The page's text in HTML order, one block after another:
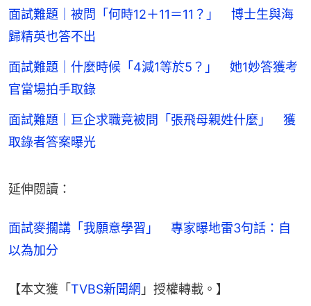
面試難題｜被問「何時12＋11＝11？」 博士生與海
歸精英也答不出
面試難題｜什麼時候「4減1等於5？」 她1妙答獲考
官當場拍手取錄
面試難題｜巨企求職竟被問「張飛母親姓什麼」 獲
取錄者答案曝光
延伸閱讀：
面試麥擱講「我願意學習」　專家曝地雷3句話：自
以為加分
【本文獲「TVBS新聞網 」授權轉載。】